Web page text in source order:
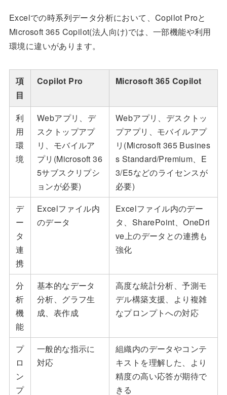
Excelでの時系列データ分析において、Copilot Proと
Microsoft 365 Copilot(法人向け)では、一部機能や利用
環境に違いがあります。
項
目
Copilot Pro Microsoft 365 Copilot
利
用
環
境
Webアプリ、デ
スクトップアプ
リ、モバイルア
プリ(Microsoft 36
5サブスクリプシ
ョンが必要)
Webアプリ、デスクトッ
プアプリ、モバイルアプ
リ(Microsoft 365 Busines
s Standard/Premium、E
3/E5などのライセンスが
必要)
デ
ー
タ
連
携
Excelファイル内
のデータ
Excelファイル内のデー
タ、SharePoint、OneDri
ve上のデータとの連携も
強化
分
析
機
能
基本的なデータ
分析、グラフ生
成、表作成
高度な統計分析、予測モ
デル構築支援、より複雑
なプロンプトへの対応
プ
ロ
ン
プ
一般的な指示に
対応
組織内のデータやコンテ
キストを理解した、より
精度の高い応答が期待で
きる